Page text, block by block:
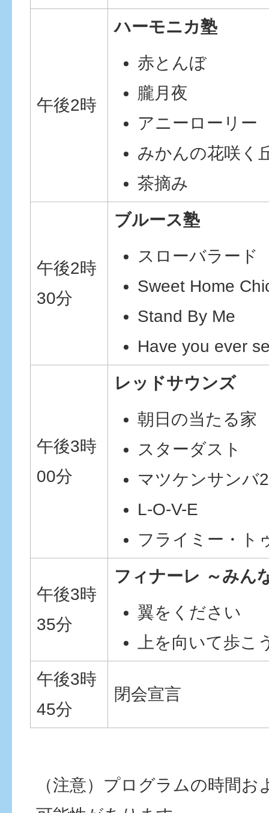
午後2時
ハーモニカ塾
赤とんぼ
朧月夜
アニーローリー
みかんの花咲く
茶摘み
午後2時
30分
ブルース塾
スローバラード
Sweet Home
Stand By Me
Have you ever
午後3時
00分
レッドサウンズ
朝日の当たる家
スターダスト
マツケンサンバ2
L-O-V-E
フライミー・ト
午後3時
35分
フィナーレ ～みん
翼をください
上を向いて歩こ
午後3時
45分
閉会宣言
（注意）プログラムの時間